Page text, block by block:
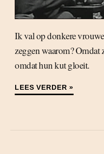
Ik val op donkere
zeggen waarom? Omdat
omdat hun kut gloeit.
LEES VERDER »